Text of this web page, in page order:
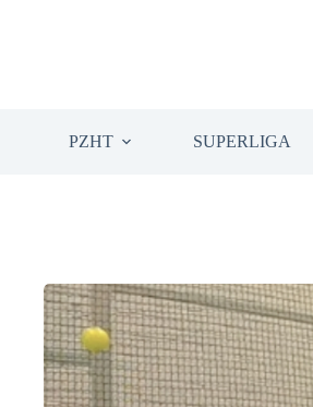
PZHT SUPERLIGA